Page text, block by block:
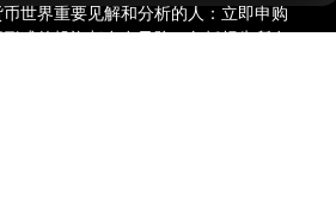
世界重要见解和分析的人：立即申购
式的投资都存在风险，包括损失所有